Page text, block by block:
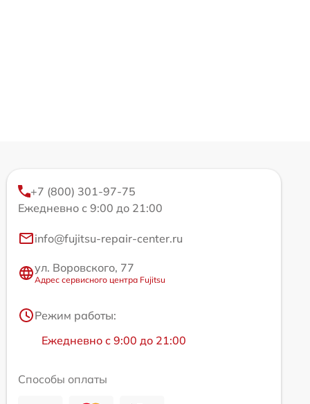
+7 (800) 301-97-75
Ежедневно с 9:00 до 21:00
info@fujitsu-repair-center.ru
ул. Воровского, 77
Адрес сервисного центра Fujitsu
Режим работы:
Ежедневно с 9:00 до 21:00
Способы оплаты